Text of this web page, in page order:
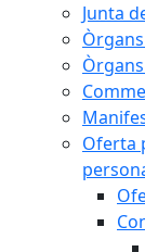
Junta
Oferta